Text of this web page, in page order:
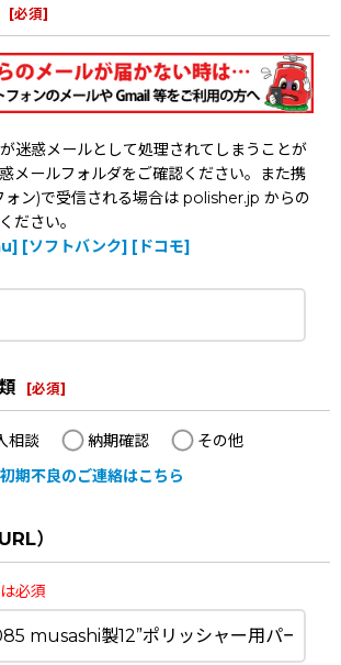
[必須]
迷惑メールとして処理されてしまうことが
メールフォルダをご確認ください。また携
ォン)で受信される場合は polisher.jp からの
ださい。
[ソフトバンク] [ドコモ]
[必須]
相談 納期確認
その他
期不良のご連絡はこちら
）
必須